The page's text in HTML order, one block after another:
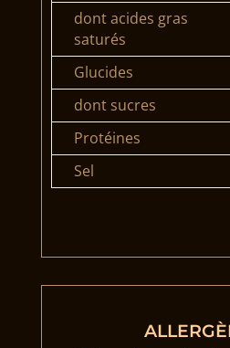
dont acides gras
saturés
Glucides
dont sucres
Protéines
Sel